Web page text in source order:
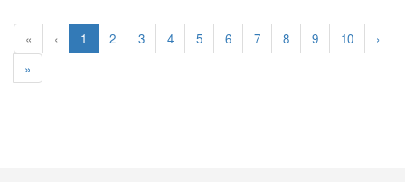
« ‹ 1 (目前頁次)
2 3 4 5 6 7 8 9 10 ›下
»